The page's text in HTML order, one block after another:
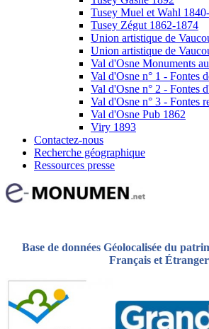
Tusey Muel et Wahl
Tusey Zégut 1862-1874
Union artistique de
Union artistique de
Val d'Osne Monuments
Val d'Osne n° 1 - Fontes
Val d'Osne n° 2 - Fontes
Val d'Osne n° 3 - Fontes
Val d'Osne Pub 1862
Viry 1893
Contactez-nous
Recherche géographique
Ressources presse
Base de données Géolocalisée du
Français et Étranger